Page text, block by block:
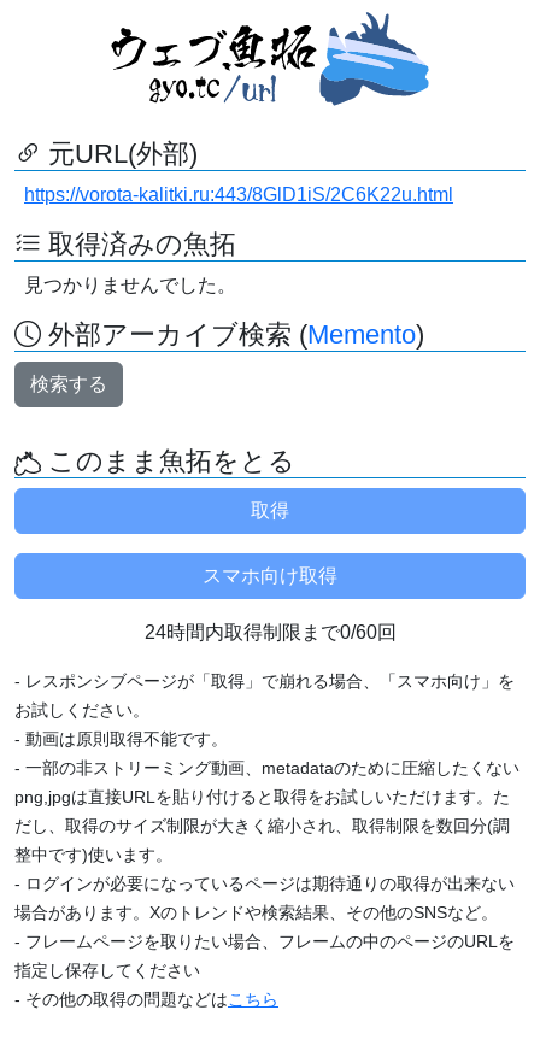
元URL(外部)
https://vorota-kalitki.ru:443/8GlD1iS/2C6K22u.html
取得済みの魚拓
見つかりませんでした。
外部アーカイブ検索 (Memento)
検索する
このまま魚拓をとる
24時間内取得制限まで0/60回
- レスポンシブページが「取得」で崩れる場合、「スマホ向け」を
お試しください。
- 動画は原則取得不能です。
- 一部の非ストリーミング動画、metadataのために圧縮したくない
png,jpgは直接URLを貼り付けると取得をお試しいただけます。た
だし、取得のサイズ制限が大きく縮小され、取得制限を数回分(調
整中です)使います。
- ログインが必要になっているページは期待通りの取得が出来ない
場合があります。Xのトレンドや検索結果、その他のSNSなど。
- フレームページを取りたい場合、フレームの中のページのURLを
指定し保存してください
- その他の取得の問題などはこちら